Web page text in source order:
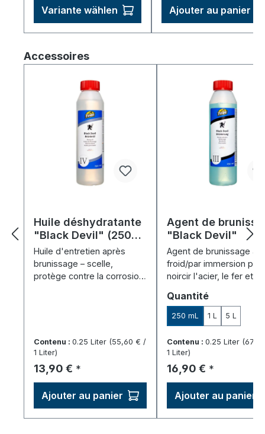
Variante wählen Ajouter au panier
Ignorer la galerie de produits
Accessoires
Huile déshydratante
"Black Devil" (250
ml)
Huile d'entretien après
brunissage – scelle,
protège contre la corrosion
Contenu : 0.25 Liter (55,60 € /
1 Liter)
Prix régulier :
13,90 € *
Ajouter au panier
Agent de
"Black Devil"
Agent de brunissage à
froid/par immersion
noircir l'acier, le fer et la
facile à utiliser.
Sélectionnez
Quantité
250 mL 1 L 5 L
Contenu :0.25 Liter
1 Liter)
Prix régulier :
16,90 € *
Ajouter au panier